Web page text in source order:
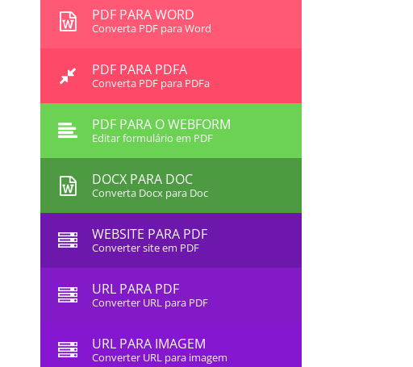
PDF PARA WORD
Converta PDF para Word
PDF PARA PDFA
Converta PDF para PDFa
PDF PARA O WEBFORM
Editar formulário em PDF
DOCX PARA DOC
Converta Docx para Doc
WEBSITE PARA PDF
Converter site em PDF
URL PARA PDF
Converter URL para PDF
URL PARA IMAGEM
Converter URL para imagem